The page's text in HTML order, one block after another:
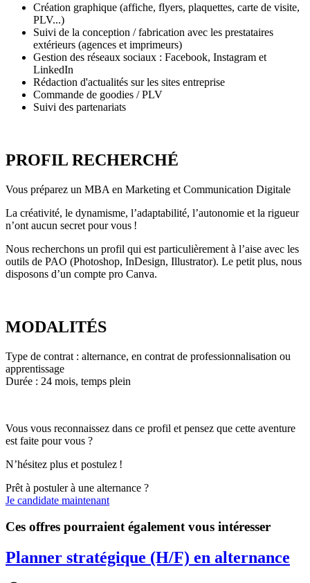
Création graphique (affiche, flyers, plaquettes, carte de visite,
PLV...)
Suivi de la conception / fabrication avec les prestataires
extérieurs (agences et imprimeurs)
Gestion des réseaux sociaux : Facebook, Instagram et
LinkedIn
Rédaction d'actualités sur les sites entreprise
Commande de goodies / PLV
Suivi des partenariats
PROFIL RECHERCHÉ
Vous préparez un MBA en Marketing et Communication Digitale
La créativité, le dynamisme, l’adaptabilité, l’autonomie et la rigueur
n’ont aucun secret pour vous !
Nous recherchons un profil qui est particulièrement à l’aise avec les
outils de PAO (Photoshop, InDesign, Illustrator). Le petit plus, nous
disposons d’un compte pro Canva.
MODALITÉS
Type de contrat : alternance, en contrat de professionnalisation ou
apprentissage
Durée : 24 mois, temps plein
Vous vous reconnaissez dans ce profil et pensez que cette aventure
est faite pour vous ?
N’hésitez plus et postulez !
Prêt à postuler à une alternance ?
Je candidate maintenant
Ces offres pourraient également vous intéresser
Planner stratégique (H/F) en alternance